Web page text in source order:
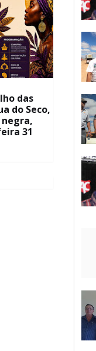
das
do Seco,
31